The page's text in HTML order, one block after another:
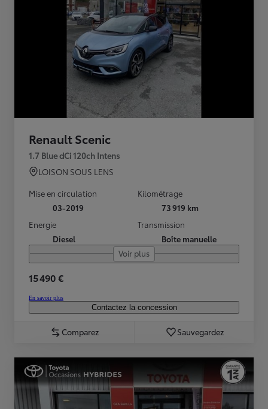
Renault Scenic
1.7 Blue dCi 120ch Intens
LOISON SOUS LENS
Mise en circulation
03-2019
Kilométrage
73 919 km
Energie
Diesel
Transmission
Boîte manuelle
Voir plus
15 490 €
En savoir plus
Contactez la concession
Comparez Sauvegardez